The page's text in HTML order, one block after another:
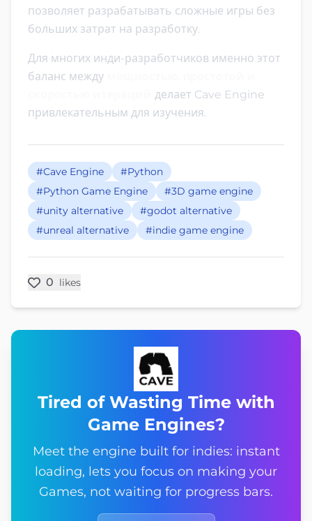
позволяет разрабатывать сложные игры без
больших затрат на разработку.
Для многих инди-разработчиков именно этот
баланс между
делает Cave Engine
привлекательным для изучения.
#Cave Engine
#Python
#Python Game Engine
#3D game engine
#unity alternative
#godot alternative
#unreal alternative
#indie game engine
0 likes
Tired of Wasting Time with
Game Engines?
Meet the engine built for indies: instant
loading, lets you focus on making your
Games, not waiting for progress bars.